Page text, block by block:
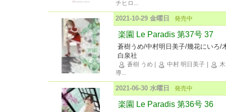
チヒロ ...
2021-10-29 金曜日 発売中
楽園 Le Paradis 第37号 37
蒼樹うめ/中村明日美子/幾花にいろ/
白泉社
蒼樹 うめ 中村 明日美子
導...
2021-06-30 水曜日 発売中
楽園 Le Paradis 第36号 36